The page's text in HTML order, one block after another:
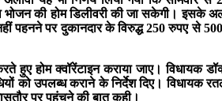
की होम डिलीवरी की जा सकेगी। इसके
पर दुकानदार के विरुद्ध 250 रुपए से 500
होम क्वॉरेंटाइन कराया जाए। विधायक
को उपलब्ध कराने के निर्देश दिए। विधायक
पर पहुंचने की बात कही।